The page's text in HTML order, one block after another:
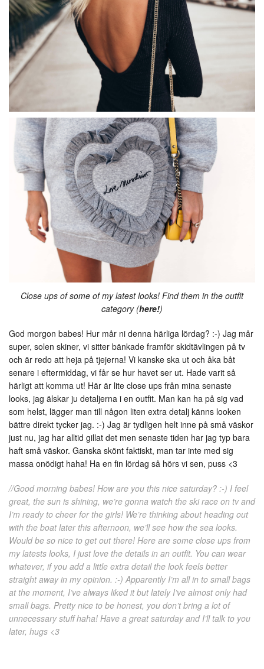
Close ups of some of my latest looks! Find them in the outfit
category (here!)
God morgon babes! Hur mår ni denna härliga lördag? :-) Jag mår
super, solen skiner, vi sitter bänkade framför skidtävlingen på tv
och är redo att heja på tjejerna! Vi kanske ska ut och åka båt
senare i eftermiddag, vi får se hur havet ser ut. Hade varit så
härligt att komma ut! Här är lite close ups från mina senaste
looks, jag älskar ju detaljerna i en outfit. Man kan ha på sig vad
som helst, lägger man till någon liten extra detalj känns looken
bättre direkt tycker jag. :-) Jag är tydligen helt inne på små väskor
just nu, jag har alltid gillat det men senaste tiden har jag typ bara
haft små väskor. Ganska skönt faktiskt, man tar inte med sig
massa onödigt haha! Ha en fin lördag så hörs vi sen, puss <3
//Good morning babes! How are you this nice saturday? :-) I feel
great, the sun is shining, we’re gonna watch the ski race on tv and
I’m ready to cheer for the girls! We’re thinking about heading out
with the boat later this afternoon, we’ll see how the sea looks.
Would be so nice to get out there! Here are some close ups from
my latests looks, I just love the details in an outfit. You can wear
whatever, if you add a little extra detail the look feels better
straight away in my opinion. :-) Apparently I’m all in to small bags
at the moment, I’ve always liked it but lately I’ve almost only had
small bags. Pretty nice to be honest, you don’t bring a lot of
unnecessary stuff haha! Have a great saturday and I’ll talk to you
later, hugs <3